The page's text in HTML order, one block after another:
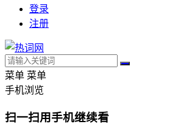
登录
注册
菜单 菜单
手机浏览
扫一扫用手机继续看